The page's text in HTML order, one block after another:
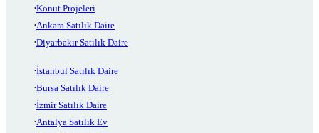
Konut Projeleri
Ankara Satılık Daire
Diyarbakır Satılık Daire
İstanbul Satılık Daire
Bursa Satılık Daire
İzmir Satılık Daire
Antalya Satılık Ev